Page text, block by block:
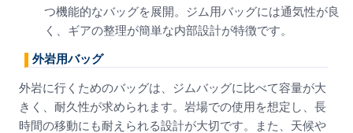
つ機能的なバッグを展開。ジム用バッグには通気性が良
く、ギアの整理が簡単な内部設計が特徴です。
外岩用バッグ
外岩に行くためのバッグは、ジムバッグに比べて容量が大
きく、耐久性が求められます。岩場での使用を想定し、長
時間の移動にも耐えられる設計が大切です。また、天候や